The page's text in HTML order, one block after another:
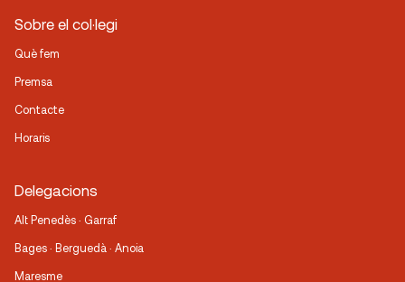
Sobre el col·legi
Què fem
Premsa
Contacte
Horaris
Delegacions
Alt Penedès · Garraf
Bages · Berguedà · Anoia
Maresme